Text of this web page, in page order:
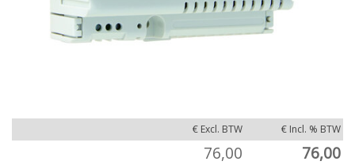
€ Excl. BTW € Incl. % BTW
76,00 76,00